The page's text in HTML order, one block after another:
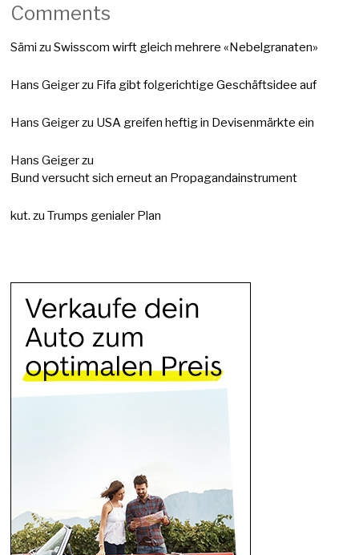
Comments
Sämi zuSwisscom wirft gleich mehrere «Nebelgranaten»
Hans Geigerzu Fifa gibt folgerichtige Geschäftsidee auf
Hans Geigerzu USA greifen heftig in Devisenmärkte ein
Hans Geigerzu
Bund versucht sich erneut an Propagandainstrument
kut. zuTrumps genialer Plan